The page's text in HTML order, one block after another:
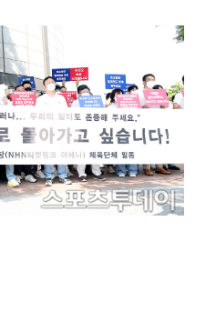
표지점 확인
디와 함께 파이팅
리 보낸다